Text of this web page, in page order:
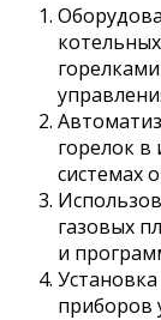
горелок
системах
газовых
и
приборов